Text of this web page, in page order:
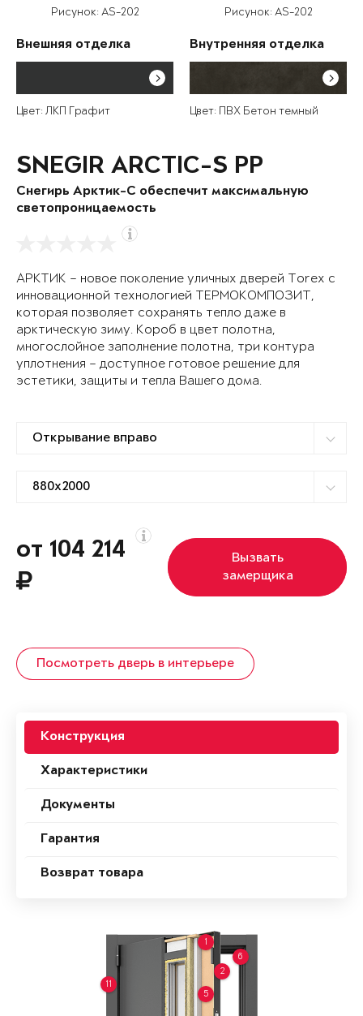
Рисунок: AS-202
Внешняя отделка
Цвет: ЛКП Графит
Рисунок: AS-202
Внутренняя отделка
Цвет: ПВХ Бетон темный
SNEGIR ARCTIC-S PP
Снегирь Арктик-С обеспечит максимальную
светопроницаемость
АРКТИК – новое поколение уличных дверей Torex с
инновационной технологией ТЕРМОКОМПОЗИТ,
которая позволяет сохранять тепло даже в
арктическую зиму. Короб в цвет полотна,
многослойное заполнение полотна, три контура
уплотнения – доступное готовое решение для
эстетики, защиты и тепла Вашего дома.
от 104 214
Вызвать
замерщика
Посмотреть дверь в интерьере
Конструкция
Характеристики
Документы
Гарантия
Возврат товара
1
2
5
6
11